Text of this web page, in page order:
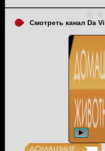
Смотреть канал Da